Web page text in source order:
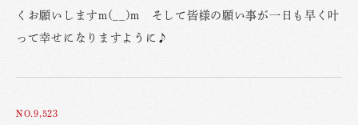
くお願いしますm(__)m そして皆様の願い事が一日も早く叶
って幸せになりますように♪
NO.9,523